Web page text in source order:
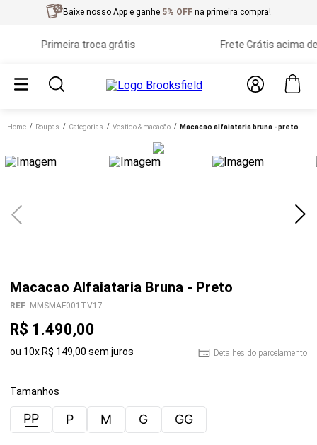
Baixe nosso App e ganhe 5% OFF na primeira compra!
Primeira troca grátis Frete Grátis acima de
Home roupas categorias vestido & macacão macacao alfaiataria bruna - preto
Macacao Alfaiataria Bruna - Preto
REF: MMSMAF001TV17
R$ 1 .490,00
ou 10x R$ 149,00 sem juros Detalhes do parcelamento
Tamanhos
PP P M G GG